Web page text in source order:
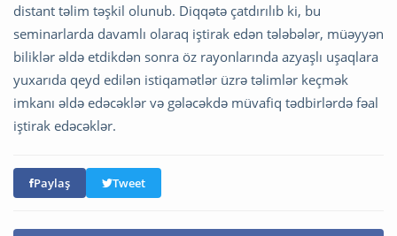
distant təlim təşkil olunub. Diqqətə çatdırılıb ki, bu
seminarlarda davamlı olaraq iştirak edən tələbələr, müəyyən
biliklər əldə etdikdən sonra öz rayonlarında azyaşlı uşaqlara
yuxarıda qeyd edilən istiqamətlər üzrə təlimlər keçmək
imkanı əldə edəcəklər və gələcəkdə müvafiq tədbirlərdə fəal
iştirak edəcəklər.
Paylaş Tweet